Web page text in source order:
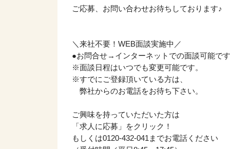
ご応募、お問い合わせお待ちしております♪
＼来社不要！WEB面談実施中／
●お問合せ→インターネットでの面談可能です
※面談日程はいつでも変更可能です。
※すでにご登録頂いている方は、
弊社からのお電話をお待ち下さい。
ご興味を持っていただいた方は
「求人に応募」をクリック！
もしくは0120-432-041までお電話ください
該当件数
17,050 件